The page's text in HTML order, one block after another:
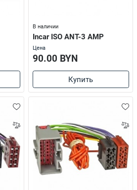
В наличии
Incar ISO ANT-3 AMP
Цена
90.00 BYN
Купить